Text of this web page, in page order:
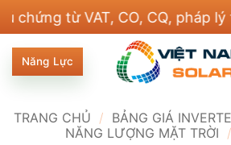
nội
dung
từ VAT, CO, CQ, pháp lý thi
Năng Lực
TRANG CHỦ / BẢNG GIÁ
NĂNG LƯỢNG MẶT TRỜI /